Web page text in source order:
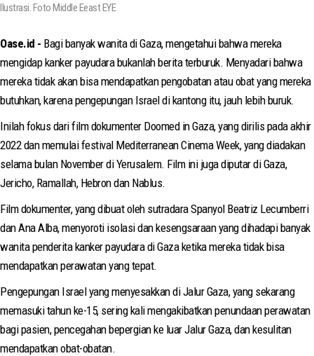
Ilustrasi. Foto Middle Eeast EYE
Oase.id - Bagi banyak wanita di Gaza, mengetahui bahwa mereka
mengidap kanker payudara bukanlah berita terburuk. Menyadari bahwa
mereka tidak akan bisa mendapatkan pengobatan atau obat yang mereka
butuhkan, karena pengepungan Israel di kantong itu, jauh lebih buruk.
Inilah fokus dari film dokumenter Doomed in Gaza, yang dirilis pada akhir
2022 dan memulai festival Mediterranean Cinema Week, yang diadakan
selama bulan November di Yerusalem. Film ini juga diputar di Gaza,
Jericho, Ramallah, Hebron dan Nablus.
Film dokumenter, yang dibuat oleh sutradara Spanyol Beatriz Lecumberri
dan Ana Alba, menyoroti isolasi dan kesengsaraan yang dihadapi banyak
wanita penderita kanker payudara di Gaza ketika mereka tidak bisa
mendapatkan perawatan yang tepat.
Pengepungan Israel yang menyesakkan di Jalur Gaza, yang sekarang
memasuki tahun ke-15, sering kali mengakibatkan penundaan perawatan
bagi pasien, pencegahan bepergian ke luar Jalur Gaza, dan kesulitan
mendapatkan obat-obatan.